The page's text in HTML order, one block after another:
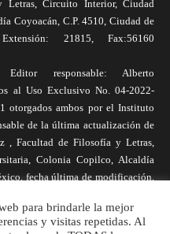
Circuito Interior, Ciudad
Coyoacán, C.P. 4510, Ciudad de
21815, Fax:56160
Editor responsable: Alberto
al Uso Exclusivo No. 04-2022-
otorgados ambos por el Instituto
de la última actualización de
, Facultad de Filosofía y Letras,
Colonia Copilco, Alcaldía
fecha última de modificación,
revista, ni de Universidad Nacional
de los contenidos de
para brindarle la mejor
y visitas repetidas. Al